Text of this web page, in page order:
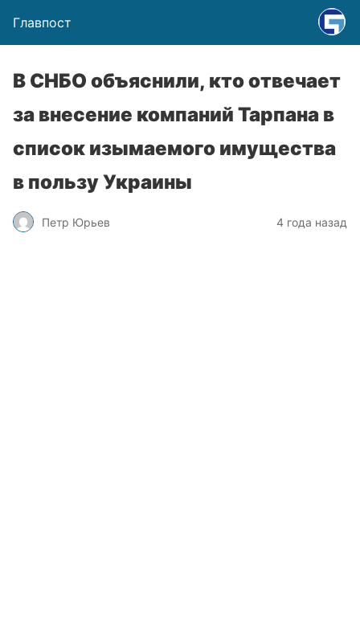
Главпост
В СНБО объяснили, кто отвечает
за внесение компаний Тарпана в
список изымаемого имущества
в пользу Украины
Петр Юрьев 4 года назад